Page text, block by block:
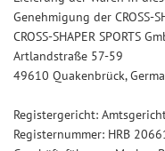
Genehmigung der CROSS-
CROSS-SHAPER SPORTS
Artlandstraße 57-59
49610 Quakenbrück,
Registergericht:
Registernummer: HRB